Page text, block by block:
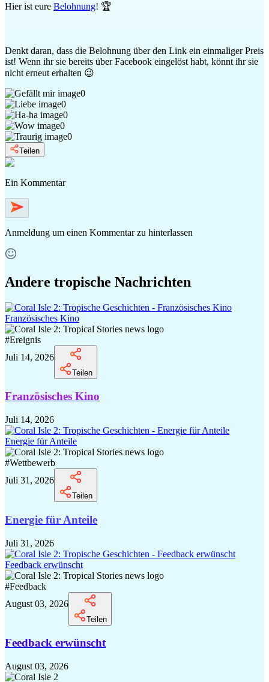
Hier ist eure Belohnung! 🏆
Denkt daran, dass die Belohnung über den Link ein einmaliger Preis
ist! Wenn ihr sie bereits über Facebook eingelöst habt, könnt ihr sie
nicht erneut erhalten 😉
0
0
0
0
0
Teilen
Ein Kommentar
Anmeldung um einen Kommentar zu hinterlassen
Andere tropische Nachrichten
Französisches Kino
#Ereignis
Juli 14, 2026
Teilen
Französisches Kino
Juli 14, 2026
Energie für Anteile
#Wettbewerb
Juli 31, 2026
Teilen
Energie für Anteile
Juli 31, 2026
Feedback erwünscht
#Feedback
August 03, 2026
Teilen
Feedback erwünscht
August 03, 2026